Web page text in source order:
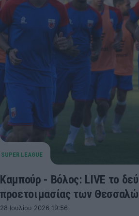
Καμπούρ - Βόλος: LIVE το
προετοιμασίας των
28 Ιουλίου 2026 19:56